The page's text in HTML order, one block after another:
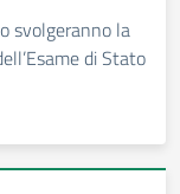
svolgeranno la
di Stato